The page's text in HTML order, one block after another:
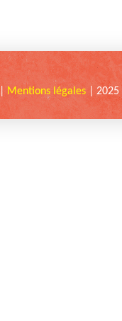
Mentions légales | 2025